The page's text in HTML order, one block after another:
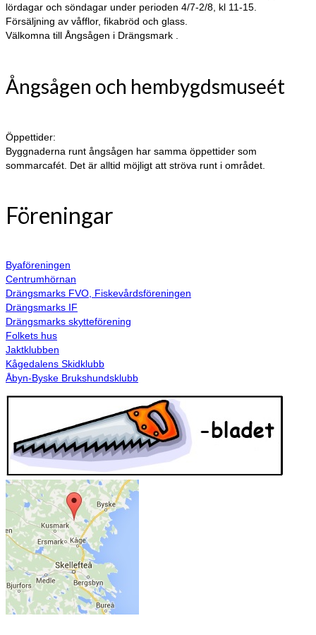
lördagar och söndagar under perioden 4/7-2/8, kl 11-15.
Försäljning av våfflor, fikabröd och glass.
Välkomna till Ångsågen i Drängsmark .
Ångsågen och hembygdsmuseét
Öppettider:
Byggnaderna runt ångsågen har samma öppettider som
sommarcafét. Det är alltid möjligt att ströva runt i området.
Föreningar
Byaföreningen
Centrumhörnan
Drängsmarks FVO, Fiskevårdsföreningen
Drängsmarks IF
Drängsmarks skytteförening
Folkets hus
Jaktklubben
Kågedalens Skidklubb
Åbyn-Byske Brukshundsklubb